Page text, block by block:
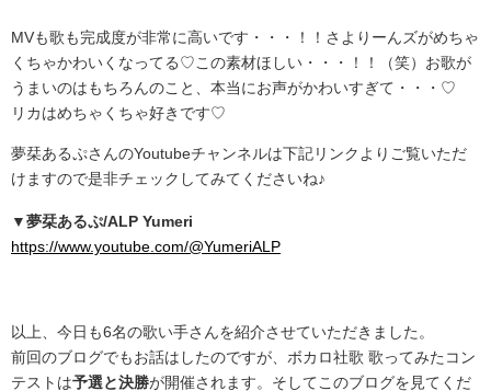
MVも歌も完成度が非常に高いです・・・！！さよりーんズがめちゃ
くちゃかわいくなってる♡この素材ほしい・・・！！（笑）お歌が
うまいのはもちろんのこと、本当にお声がかわいすぎて・・・♡
リカはめちゃくちゃ好きです♡
夢栞あるぷさんのYoutubeチャンネルは下記リンクよりご覧いただ
けますので是非チェックしてみてくださいね♪
▼夢栞あるぷ/ALP Yumeri
https://www.youtube.com/@YumeriALP
以上、今日も6名の歌い手さんを紹介させていただきました。
前回のブログでもお話はしたのですが、ボカロ社歌 歌ってみたコン
テストは予選と決勝が開催されます。そしてこのブログを見てくだ